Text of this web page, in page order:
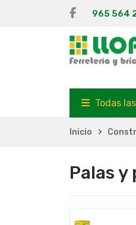
965 564
Todas
Inicio
Palas y